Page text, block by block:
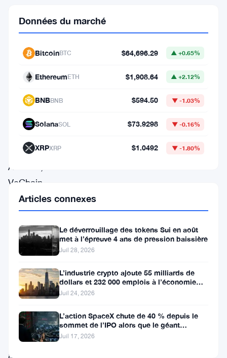
les
CoinGecko.
FET
Superintelligence
Alliance,
VeChain
NEAR
Protocol
ont
progressé,
tandis
Midnight
(NIGHT)
a
Données du marché
BitcoinBTC $64,696.29 ▲ +0.65%
EthereumETH $1,908.64 ▲ +2.12%
BNBBNB $594.50 ▼ -1.03%
SolanaSOL $73.9298 ▼ -0.16%
XRPXRP $1.0492 ▼ -1.80%
Articles connexes
Le déverrouillage des tokens Sui en août
met à l’épreuve 4 ans de pression baissière
Juil 28, 2026
L’industrie crypto ajoute 55 milliards de
dollars et 232 000 emplois à l’économie
américaine
Juil 24, 2026
L’action SpaceX chute de 40 % depuis le
sommet de l’IPO alors que le géant
aérospatial d’Elon Musk fait face
Juil 17, 2026